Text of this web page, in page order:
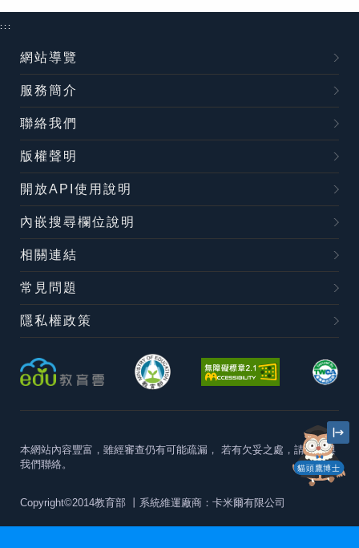
貓頭鷹博士
:::
網站導覽
服務簡介
聯絡我們
版權聲明
開放API使用說明
內嵌搜尋欄位說明
相關連結
常見問題
隱私權政策
本網站內容豐富，雖經審查仍有可能疏漏， 若有欠妥之處，請隨時與
我們聯絡。
Copyright©2014教育部 丨系統維運廠商：卡米爾有限公司